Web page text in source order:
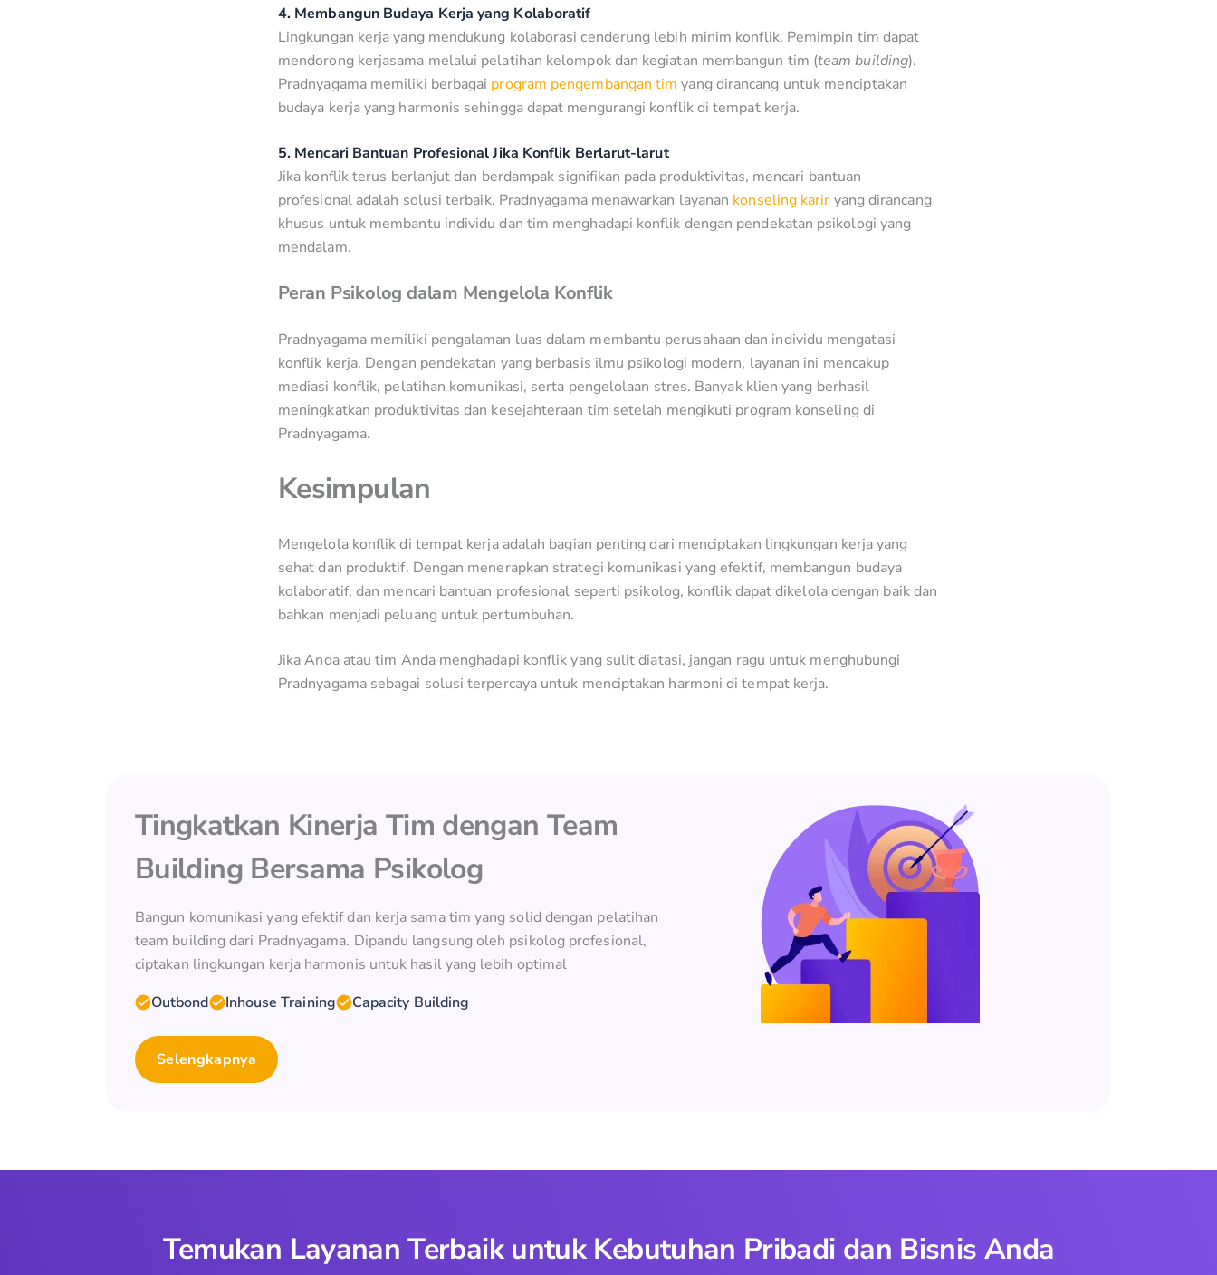
4. Membangun Budaya Kerja yang Kolaboratif
Lingkungan kerja yang mendukung kolaborasi cenderung lebih minim konflik. Pemimpin tim dapat
mendorong kerjasama melalui pelatihan kelompok dan kegiatan membangun tim (team building).
Pradnyagama memiliki berbagai program pengembangan tim yang dirancang untuk menciptakan
budaya kerja yang harmonis sehingga dapat mengurangi konflik di tempat kerja.
5. Mencari Bantuan Profesional Jika Konflik Berlarut-larut
Jika konflik terus berlanjut dan berdampak signifikan pada produktivitas, mencari bantuan
profesional adalah solusi terbaik. Pradnyagama menawarkan layanan konseling karir yang dirancang
khusus untuk membantu individu dan tim menghadapi konflik dengan pendekatan psikologi yang
mendalam.
Peran Psikolog dalam Mengelola Konflik
Pradnyagama memiliki pengalaman luas dalam membantu perusahaan dan individu mengatasi
konflik kerja. Dengan pendekatan yang berbasis ilmu psikologi modern, layanan ini mencakup
mediasi konflik, pelatihan komunikasi, serta pengelolaan stres. Banyak klien yang berhasil
meningkatkan produktivitas dan kesejahteraan tim setelah mengikuti program konseling di
Pradnyagama.
Kesimpulan
Mengelola konflik di tempat kerja adalah bagian penting dari menciptakan lingkungan kerja yang
sehat dan produktif. Dengan menerapkan strategi komunikasi yang efektif, membangun budaya
kolaboratif, dan mencari bantuan profesional seperti psikolog, konflik dapat dikelola dengan baik dan
bahkan menjadi peluang untuk pertumbuhan.
Jika Anda atau tim Anda menghadapi konflik yang sulit diatasi, jangan ragu untuk menghubungi
Pradnyagama sebagai solusi terpercaya untuk menciptakan harmoni di tempat kerja.
Tingkatkan Kinerja Tim dengan Team
Building Bersama Psikolog
Bangun komunikasi yang efektif dan kerja sama tim yang solid dengan pelatihan
team building dari Pradnyagama. Dipandu langsung oleh psikolog profesional,
ciptakan lingkungan kerja harmonis untuk hasil yang lebih optimal
Outbond
Inhouse Training Capacity Building
Selengkapnya
Temukan Layanan Terbaik untuk Kebutuhan Pribadi dan Bisnis Anda